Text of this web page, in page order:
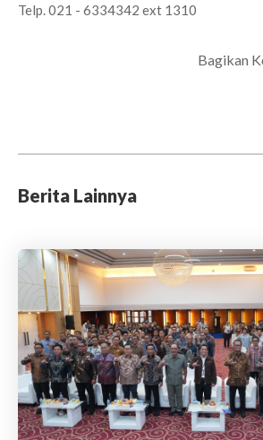
Telp. 021 - 6334342 ext 1310
Bagikan
Berita Lainnya